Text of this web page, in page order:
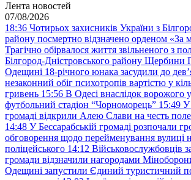
Лента новостей
07/08/2026
18:36 Чотирьох захисників України з
району посмертно відзначено орденом «За
Трагічно обірвалося життя звільненого з
Білгород-Дністровського району Щербини
Одещині 18-річного юнака засудили до
незаконний обіг психотропів вартістю у
гривень 15:56 В Одесі внаслідок ворожого
футбольний стадіон “Чорноморець” 15:49 У
громаді відкрили Алею Слави на честь
14:48 У Бессарабській громаді розпочали
обговорення щодо перейменування вулиці
поліцейського 14:12 Військовослужбовців
громади відзначили нагородами
Одещині запустили Єдиний туристичний